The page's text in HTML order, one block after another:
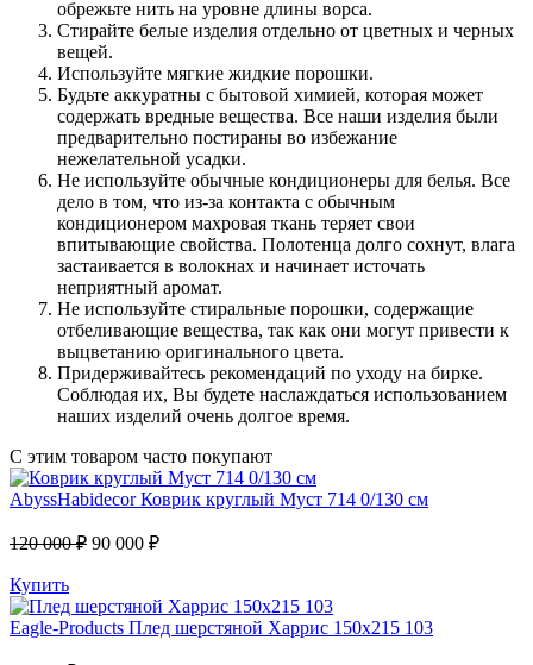
обрежьте нить на уровне длины ворса.
Стирайте белые изделия отдельно от цветных и черных
вещей.
Используйте мягкие жидкие порошки.
Будьте аккуратны с бытовой химией, которая может
содержать вредные вещества. Все наши изделия были
предварительно постираны во избежание
нежелательной усадки.
Не используйте обычные кондиционеры для белья. Все
дело в том, что из-за контакта с обычным
кондиционером махровая ткань теряет свои
впитывающие свойства. Полотенца долго сохнут, влага
застаивается в волокнах и начинает источать
неприятный аромат.
Не используйте стиральные порошки, содержащие
отбеливающие вещества, так как они могут привести к
выцветанию оригинального цвета.
Придерживайтесь рекомендаций по уходу на бирке.
Соблюдая их, Вы будете наслаждаться использованием
наших изделий очень долгое время.
С этим товаром часто покупают
AbyssHabidecor Коврик круглый Муст 714 0/130 см
120 000 ₽ 90 000 ₽
Купить
Eagle-Products Плед шерстяной Харрис 150х215 103